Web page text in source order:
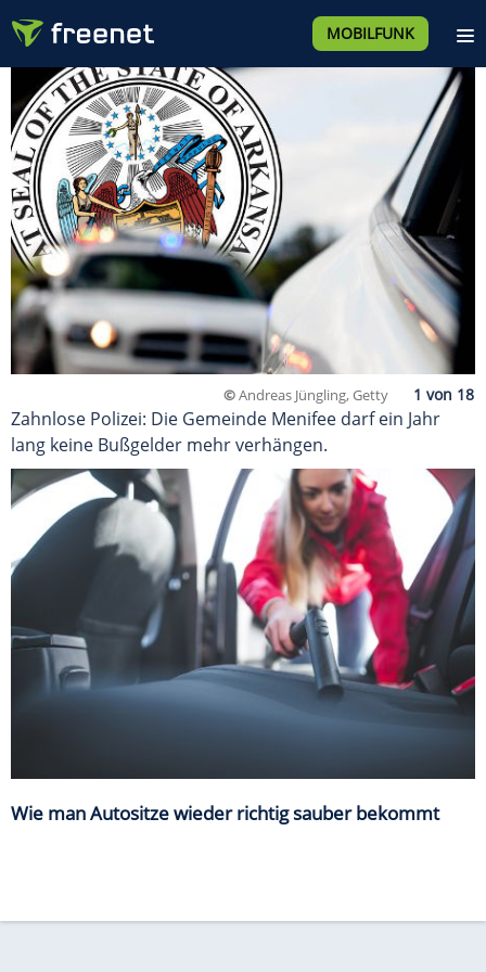
MOBILFUNK
©Andreas Jüngling, Getty
Zahnlose Polizei: Die Gemeinde Menifee darf ein Jahr
lang keine Bußgelder mehr verhängen.
Wie man Autositze wieder richtig sauber bekommt